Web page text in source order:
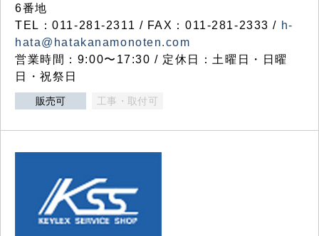
6番地
TEL：011-281-2311 / FAX：011-281-2333 / h-
hata@hatakanamonoten.com
営業時間：9:00〜17:30 / 定休日：土曜日・日曜
日・祝祭日
販売可 工事・取付可